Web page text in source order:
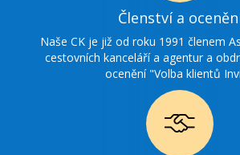
Členství a
Naše CK je již od roku 1991 členem
cestovních kanceláří a agentur a
ocenění "Volba klientů